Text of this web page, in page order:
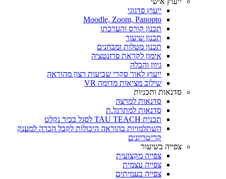
ייעוץ פדגוגי
Moodle, Zoom, Panopto
תכנון קורס והערכתו
תכנון שיעור
תכנון מטלות ומבחנים
אימון לקראת פרזנטציה
גיוון והכלה
ייעוץ לאור סקרי שביעות רצון מהוראה
שילוב מציאות מדומה VR
סדנאות ותכניות
סדנאות למרצה
סדנאות למתרגל.ת
תכנית TAU TEACH לסגל בכיר נקלט
השתלמויות בהוראה היכולות לקבל הכרה למענק
קריטריונים
צפייה בשיעור
צפייה מקצועית
צפייה עצמית
צפייה בעמיתים